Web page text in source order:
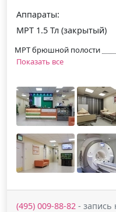
Аппараты:
МРТ 1.5 Тл (закрытый)
МРТ брюшной полости
Показать все
(495) 009-88-82 -